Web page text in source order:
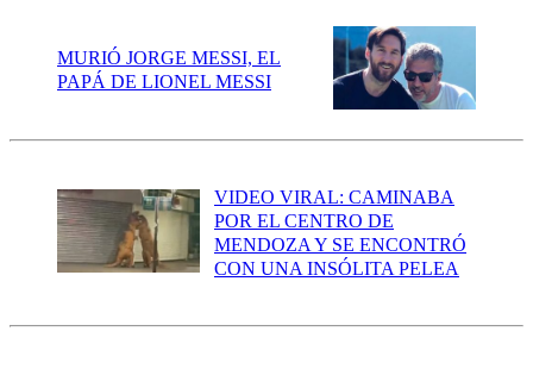
MURIÓ JORGE MESSI, EL
PAPÁ DE LIONEL MESSI
VIDEO VIRAL: CAMINABA
POR EL CENTRO DE
MENDOZA Y SE ENCONTRÓ
CON UNA INSÓLITA PELEA